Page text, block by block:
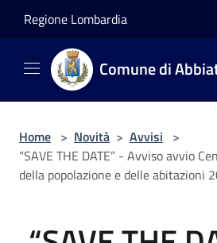
Regione Lombardia
Comune di
Home > Novità > Avvisi >
“SAVE THE DATE” - Avviso avvio
della popolazione e delle abitazioni